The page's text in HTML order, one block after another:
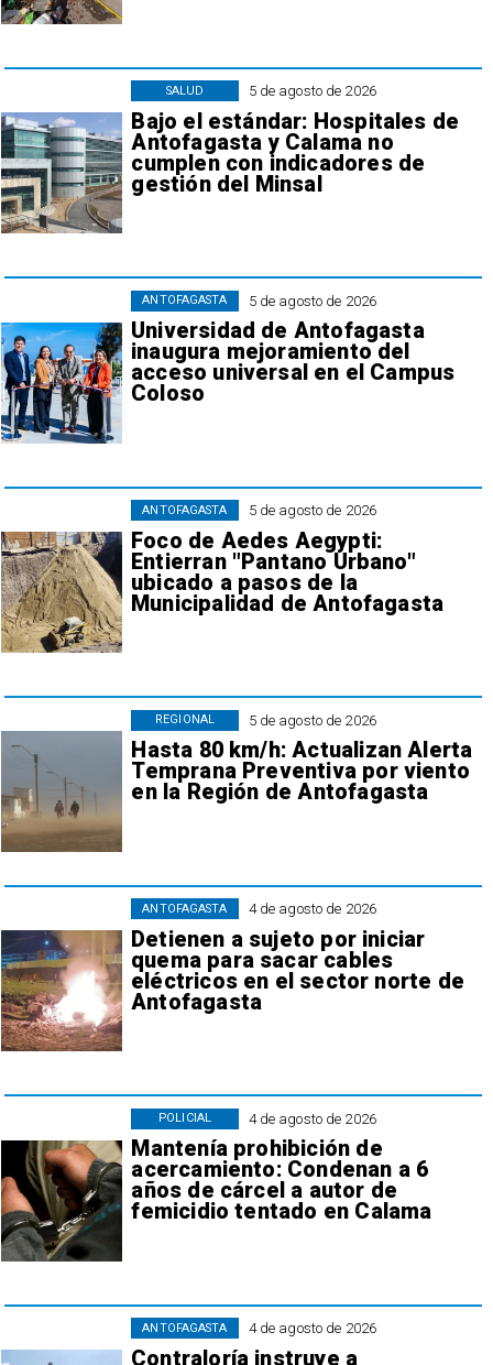
5 de agosto de 2026
Bajo el estándar: Hospitales de
Antofagasta y Calama no
cumplen con indicadores de
gestión del Minsal
SALUD
5 de agosto de 2026
Universidad de Antofagasta
inaugura mejoramiento del
acceso universal en el Campus
Coloso
ANTOFAGASTA
5 de agosto de 2026
Foco de Aedes Aegypti:
Entierran "Pantano Urbano"
ubicado a pasos de la
Municipalidad de Antofagasta
ANTOFAGASTA
5 de agosto de 2026
Hasta 80 km/h: Actualizan Alerta
Temprana Preventiva por viento
en la Región de Antofagasta
REGIONAL
4 de agosto de 2026
Detienen a sujeto por iniciar
quema para sacar cables
eléctricos en el sector norte de
Antofagasta
ANTOFAGASTA
4 de agosto de 2026
Mantenía prohibición de
acercamiento: Condenan a 6
años de cárcel a autor de
femicidio tentado en Calama
POLICIAL
4 de agosto de 2026
Contraloría instruye a
ANTOFAGASTA